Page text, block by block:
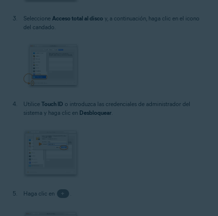
Seleccione Acceso total al disco y, a continuación, haga clic en el icono
del candado.
Utilice Touch ID o introduzca las credenciales de administrador del
sistema y haga clic en Desbloquear
Haga clic en + .